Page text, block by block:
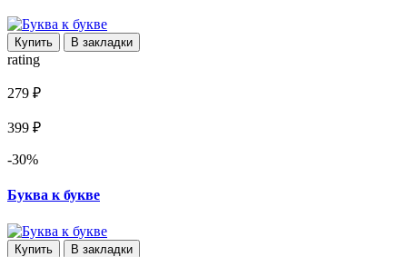
Купить В закладки
rating
279 ₽
399 ₽
-30%
Буква к букве
Купить В закладки